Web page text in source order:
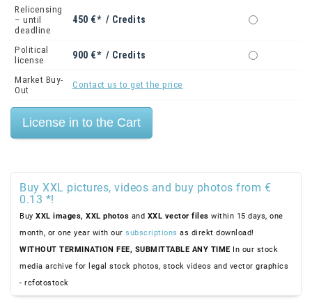
Relicensing
– until
deadline
450 €* / Credits
Political
license
900 €* / Credits
Market Buy-
Out
Contact us to get the price
Buy XXL pictures, videos and buy photos from €
0.13 *!
Buy XXL images, XXL photos and XXL vector files within 15 days, one
month, or one year with our subscriptions as direkt download!
WITHOUT TERMINATION FEE, SUBMITTABLE ANY TIME In our stock
media archive for legal stock photos, stock videos and vector graphics
- rcfotostock